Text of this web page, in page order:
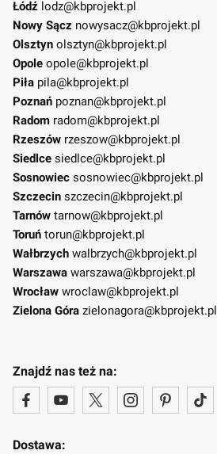
Łódź lodz@kbprojekt.pl
Nowy Sącz nowysacz@kbprojekt.pl
Olsztyn olsztyn@kbprojekt.pl
Opole opole@kbprojekt.pl
Piła pila@kbprojekt.pl
Poznań poznan@kbprojekt.pl
Radom radom@kbprojekt.pl
Rzeszów rzeszow@kbprojekt.pl
Siedlce siedlce@kbprojekt.pl
Sosnowiec sosnowiec@kbprojekt.pl
Szczecin szczecin@kbprojekt.pl
Tarnów tarnow@kbprojekt.pl
Toruń torun@kbprojekt.pl
Wałbrzych walbrzych@kbprojekt.pl
Warszawa warszawa@kbprojekt.pl
Wrocław wroclaw@kbprojekt.pl
Zielona Góra zielonagora@kbprojekt.pl
Znajdź nas też na:
Dostawa: